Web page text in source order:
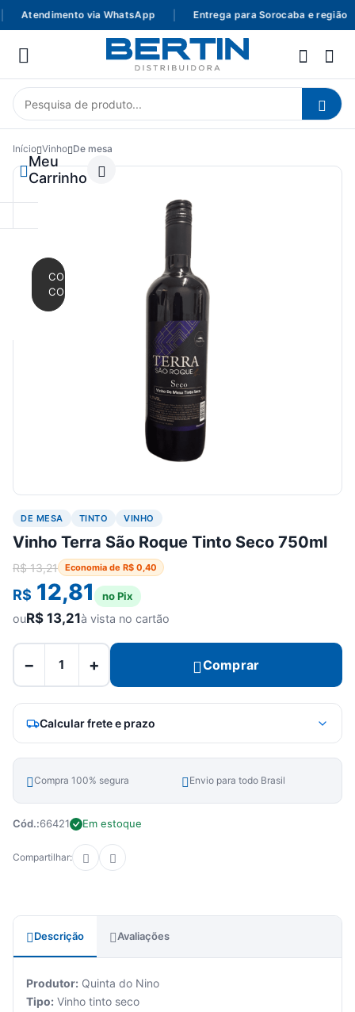
Atendimento via WhatsApp Entrega para Sorocaba e região
Meu
Carrinho
CONTINUAR
COMPRANDO
Início Vinho De mesa
DE MESA TINTO VINHO
Vinho Terra São Roque Tinto Seco 750ml
R$13,21 Economia de R$ 0,40
R$ 12,81 no Pix
ouR$ 13,21à vista no cartão
− + Comprar
Calcular frete e prazo
Compra 100% segura Envio para todo Brasil
Cód.:66421 Em estoque
Compartilhar:
Descrição Avaliações
Produtor: Quinta do Nino
Tipo: Vinho tinto seco